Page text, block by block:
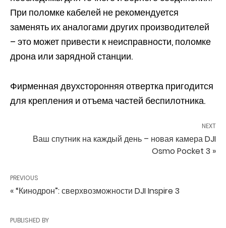
При поломке кабелей не рекомендуется
заменять их аналогами других производителей
– это может привести к неисправности, поломке
дрона или зарядной станции.
Фирменная двухсторонняя отвертка пригодится
для крепления и отъема частей беспилотника.
NEXT
Ваш спутник на каждый день – новая камера DJI
Osmo Pocket 3 »
PREVIOUS
« “Кинодрон”: сверхвозможности DJI Inspire 3
PUBLISHED BY